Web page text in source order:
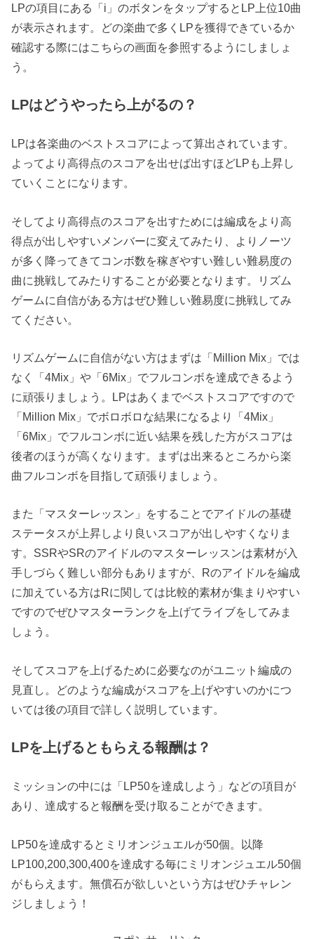
LPの項目にある「i」のボタンをタップするとLP上位10曲
が表示されます。どの楽曲で多くLPを獲得できているか
確認する際にはこちらの画面を参照するようにしましょ
う。
LPはどうやったら上がるの？
LPは各楽曲のベストスコアによって算出されています。
よってより高得点のスコアを出せば出すほどLPも上昇し
ていくことになります。
そしてより高得点のスコアを出すためには編成をより高
得点が出しやすいメンバーに変えてみたり、よりノーツ
が多く降ってきてコンボ数を稼ぎやすい難しい難易度の
曲に挑戦してみたりすることが必要となります。リズム
ゲームに自信がある方はぜひ難しい難易度に挑戦してみ
てください。
リズムゲームに自信がない方はまずは「Million Mix」では
なく「4Mix」や「6Mix」でフルコンボを達成できるよう
に頑張りましょう。LPはあくまでベストスコアですので
「Million Mix」でボロボロな結果になるより「4Mix」
「6Mix」でフルコンボに近い結果を残した方がスコアは
後者のほうが高くなります。まずは出来るところから楽
曲フルコンボを目指して頑張りましょう。
また「マスターレッスン」をすることでアイドルの基礎
ステータスが上昇しより良いスコアが出しやすくなりま
す。SSRやSRのアイドルのマスターレッスンは素材が入
手しづらく難しい部分もありますが、Rのアイドルを編成
に加えている方はRに関しては比較的素材が集まりやすい
ですのでぜひマスターランクを上げてライブをしてみま
しょう。
そしてスコアを上げるために必要なのがユニット編成の
見直し。どのような編成がスコアを上げやすいのかにつ
いては後の項目で詳しく説明しています。
LPを上げるともらえる報酬は？
ミッションの中には「LP50を達成しよう」などの項目が
あり、達成すると報酬を受け取ることができます。
LP50を達成するとミリオンジュエルが50個。以降
LP100,200,300,400を達成する毎にミリオンジュエル50個
がもらえます。無償石が欲しいという方はぜひチャレン
ジしましょう！